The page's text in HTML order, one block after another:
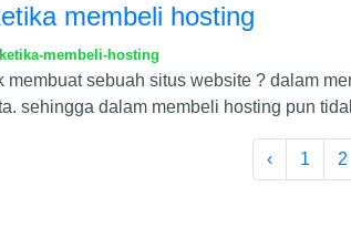
membeli hosting
membeli-hosting
sebuah situs website ? dalam
sehingga dalam membeli hosting pun
‹ 1 2